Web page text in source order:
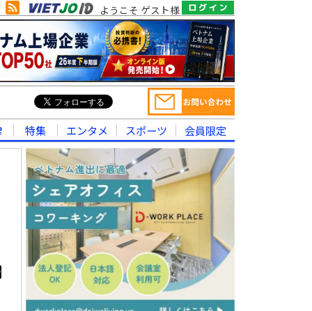
ようこそ ゲスト様
特集 エンタメ スポーツ 会員限定